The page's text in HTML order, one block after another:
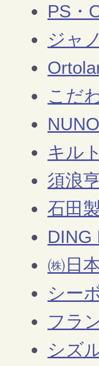
PS・
ジャ
こだ
キル
須浪
石田
DING
㈱日
シー
フラ
シズ